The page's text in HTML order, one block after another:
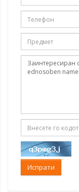
Испрати